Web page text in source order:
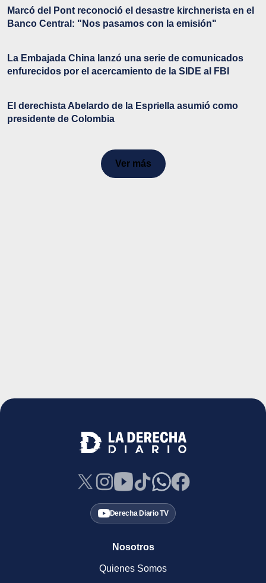
Marcó del Pont reconoció el desastre kirchnerista en el
Banco Central: "Nos pasamos con la emisión"
La Embajada China lanzó una serie de comunicados
enfurecidos por el acercamiento de la SIDE al FBI
El derechista Abelardo de la Espriella asumió como
presidente de Colombia
Ver más
Derecha Diario TV
Nosotros
Quienes Somos